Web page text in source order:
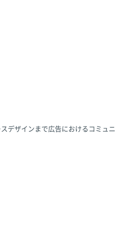
ザインまで広告におけるコミュ